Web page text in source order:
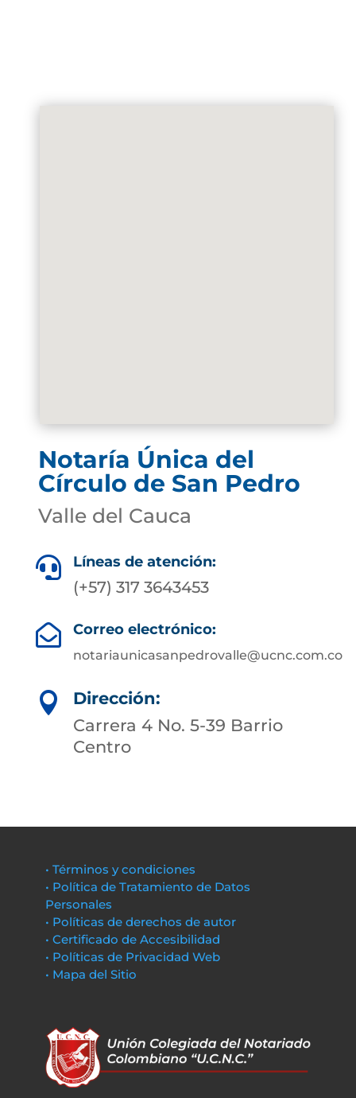
Notaría Única del
Círculo de San Pedro
Valle del Cauca
 Líneas de atención:
(+57) 317 3643453
 Correo electrónico:
notariaunicasanpedrovalle@ucnc.com.co

Dirección:
Carrera 4 No. 5-39 Barrio
Centro
• Términos y condiciones
• Política de Tratamiento de Datos
Personales
• Políticas de derechos de autor
• Certificado de Accesibilidad
• Políticas de Privacidad Web
• Mapa del Sitio